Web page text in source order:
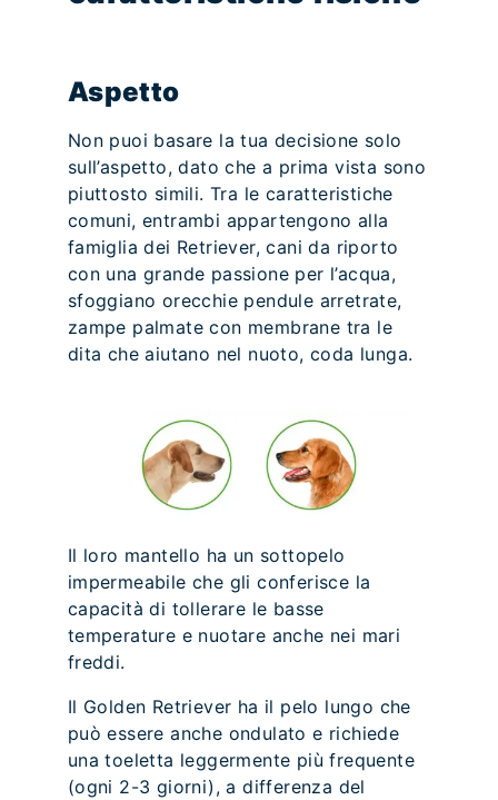
Aspetto
Non puoi basare la tua decisione solo
sull’aspetto, dato che a prima vista sono
piuttosto simili. Tra le caratteristiche
comuni, entrambi appartengono alla
famiglia dei Retriever, cani da riporto
con una grande passione per l’acqua,
sfoggiano orecchie pendule arretrate,
zampe palmate con membrane tra le
dita che aiutano nel nuoto, coda lunga.
Il loro mantello ha un sottopelo
impermeabile che gli conferisce la
capacità di tollerare le basse
temperature e nuotare anche nei mari
freddi.
Il Golden Retriever ha il pelo lungo che
può essere anche ondulato e richiede
una toeletta leggermente più frequente
(ogni 2-3 giorni), a differenza del